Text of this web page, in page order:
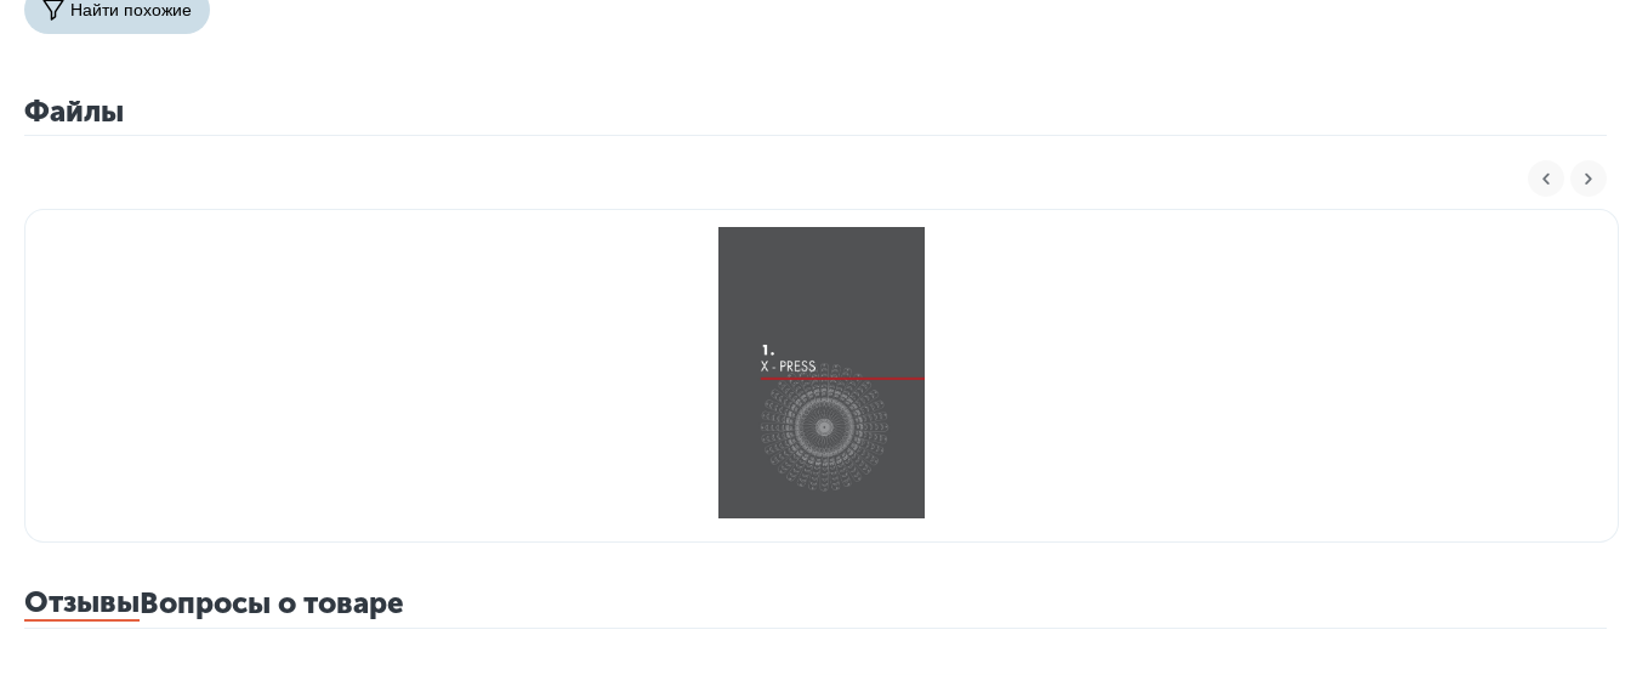
Найти похожие
Файлы
ОтзывыВопросы о товаре